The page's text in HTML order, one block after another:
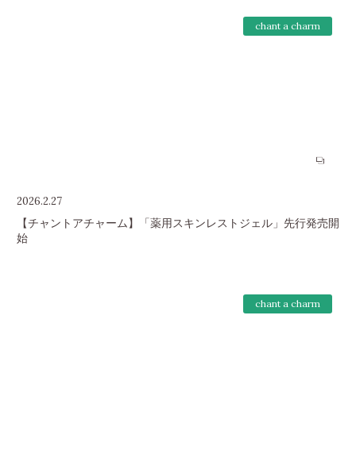
chant a charm
2026.2.27
【チャントアチャーム】「薬用スキンレストジェル」先行発売開
始
chant a charm